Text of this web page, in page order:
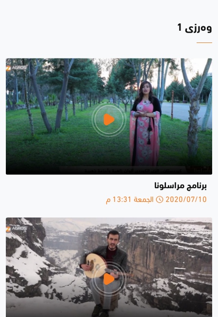
وەرزی 1
برنامج مراسلونا
2020/07/10 الجمعة 13:31 م